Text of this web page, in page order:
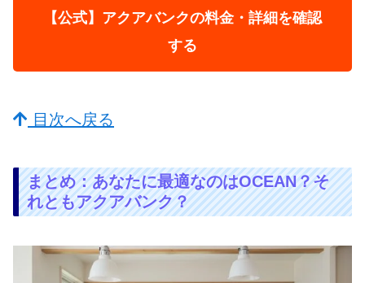
【公式】アクアバンクの料金・詳細を確認
する
目次へ戻る
まとめ：あなたに最適なのはOCEAN？そ
れともアクアバンク？